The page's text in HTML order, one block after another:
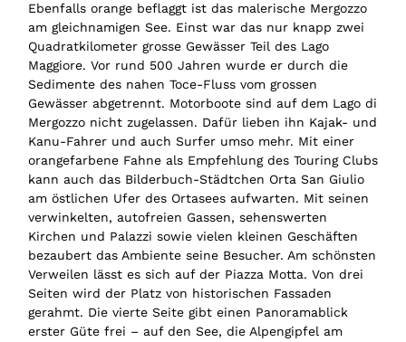
Ebenfalls orange beflaggt ist das malerische Mergozzo
am gleichnamigen See. Einst war das nur knapp zwei
Quadratkilometer grosse Gewässer Teil des Lago
Maggiore. Vor rund 500 Jahren wurde er durch die
Sedimente des nahen Toce-Fluss vom grossen
Gewässer abgetrennt. Motorboote sind auf dem Lago di
Mergozzo nicht zugelassen. Dafür lieben ihn Kajak- und
Kanu-Fahrer und auch Surfer umso mehr. Mit einer
orangefarbene Fahne als Empfehlung des Touring Clubs
kann auch das Bilderbuch-Städtchen Orta San Giulio
am östlichen Ufer des Ortasees aufwarten. Mit seinen
verwinkelten, autofreien Gassen, sehenswerten
Kirchen und Palazzi sowie vielen kleinen Geschäften
bezaubert das Ambiente seine Besucher. Am schönsten
Verweilen lässt es sich auf der Piazza Motta. Von drei
Seiten wird der Platz von historischen Fassaden
gerahmt. Die vierte Seite gibt einen Panoramablick
erster Güte frei – auf den See, die Alpengipfel am